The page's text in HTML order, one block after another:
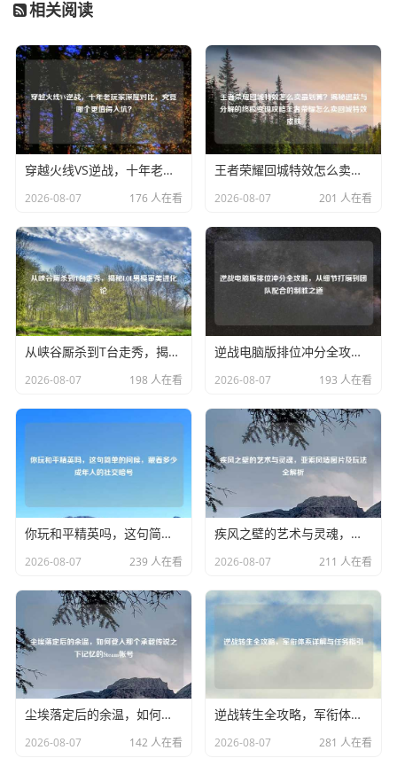
相关阅读
穿越火线VS逆战，十年老玩家深度对比，究竟哪个更值得入坑？
2026-08-07 176 人在看
王者荣耀回城特效怎么卖最划算？揭秘退款与分解的终极变现攻略王者荣耀怎么卖回城特效皮肤
2026-08-07 201 人在看
从峡谷厮杀到T台走秀，揭秘LOL男模审美进化论
2026-08-07 198 人在看
逆战电脑版排位冲分全攻略，从细节打磨到团队配合的制胜之道
2026-08-07 193 人在看
你玩和平精英吗，这句简单的问候，藏着多少成年人的社交暗号
2026-08-07 239 人在看
疾风之壁的艺术与灵魂，亚索风墙图片及玩法全解析
2026-08-07 211 人在看
尘埃落定后的余温，如何登入那个承载传说之下记忆的Steam帐号
2026-08-07 142 人在看
逆战转生全攻略，军衔体系详解与任务指引
2026-08-07 281 人在看